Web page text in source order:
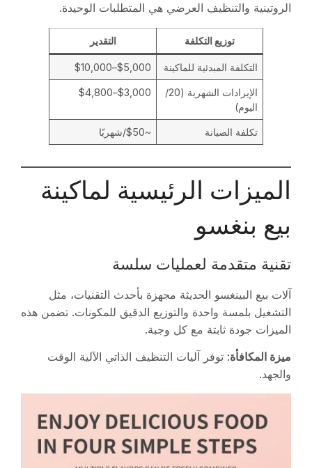
الروتينية والتنظيف العرضي هي المتطلبات الوحيدة.
توزيع التكلفة التقدير
التكلفة المبدئية للماكينة $5,000–$10,000
الإيرادات الشهرية (20/
اليوم)
$3,000–$4,800
تكلفة الصيانة ~$50/شهريًا
الميزات الرئيسية لماكينة
بيع بنغسو
تقنية متقدمة لعمليات سلسة
آلات بيع البينغسو الحديثة مجهزة بأحدث التقنيات، مثل
التشغيل بلمسة واحدة والتوزيع الدقيق للمكونات. تضمن هذه
الميزات جودة ثابتة مع كل وجبة.
ميزة المكافأة: توفر آليات التنظيف الذاتي الآلية الوقت
والجهد.